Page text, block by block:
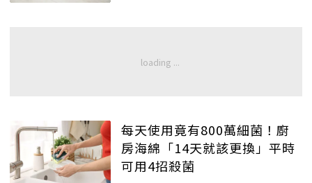
每天使用竟有800萬細菌！廚
房海綿「14天就該更換」平時
可用4招殺菌